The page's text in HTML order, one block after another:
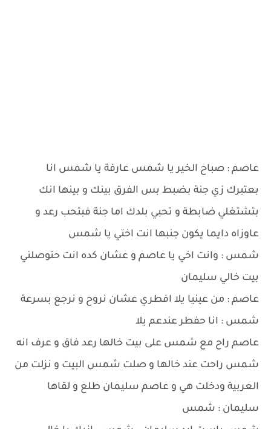
عاصم : صباح الخير يا شمس عارفة يا شمس انا
بعتبرك زي جنة بضبط بس الفرق بينك و بينها انك
بتشتغلي ضابطة و تحبي بلدك اما جنة فبتحب رعد و
عاوزاه دايما يكون جنبها انت اختي يا شمس
شمس : وانت اخي يا عاصم و عشان كده انت حتوصلني
بيت خالي سليمان
عاصم : من عينيا يلا افطري عشان نروح و نرجع بسرعة
شمس : انا حفطر عندعم يلا
عاصم راح مع شمس على بيت خالها رعد فاق و عرف انه
شمس راحت عند خالها و صلت شمس البيت و نزلت من
العربية ودخلت هي و عاصم سليمان طلع و لقاها
سليمان : شمس